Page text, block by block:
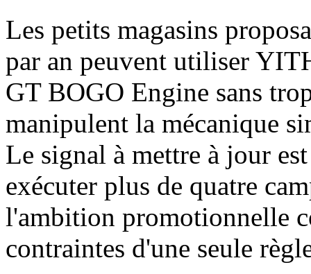
Les petits magasins
par an peuvent utiliser
GT BOGO Engine sans
manipulent la mécanique
Le signal à mettre à jour
exécuter plus de quatre
l'ambition promotionnelle
contraintes d'une seule